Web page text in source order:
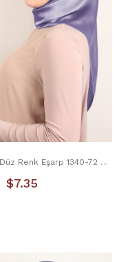
Piramit Düz Renk Eşarp 1340-72 Leylak
$7.35